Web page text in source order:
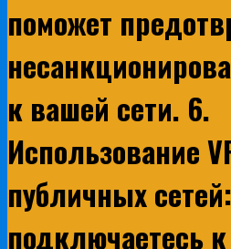
поможет
к вашей сети. 6.
Использование
публичных
подключаетесь